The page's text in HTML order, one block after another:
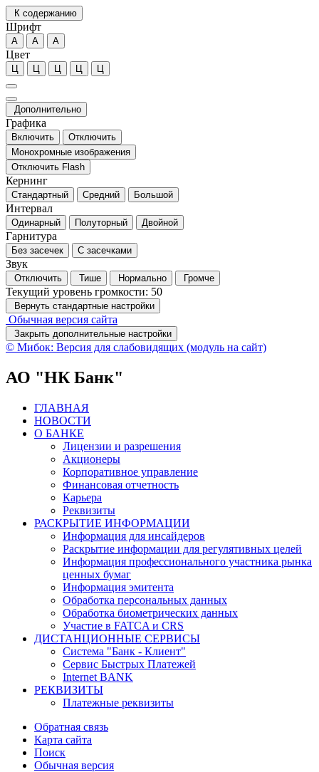
К содержанию
Шрифт
А А А
Цвет
Ц Ц Ц Ц Ц
Дополнительно
Графика
Включить
Отключить
Монохромные изображения
Отключить Flash
Кернинг
Стандартный Средний Большой
Интервал
Одинарный Полуторный Двойной
Гарнитура
Без засечек С засечками
Звук
Отключить Тише Нормально Громче
Текущий уровень громкости: 50
Вернуть стандартные настройки
Обычная версия сайта
Закрыть дополнительные настройки
© Мибок: Версия для слабовидящих (модуль на сайт)
АО "НК Банк"
ГЛАВНАЯ
НОВОСТИ
О БАНКЕ
Лицензии и разрешения
Акционеры
Корпоративное управление
Финансовая отчетность
Карьера
Реквизиты
РАСКРЫТИЕ ИНФОРМАЦИИ
Информация для инсайдеров
Раскрытие информации для регулятивных целей
Информация профессионального участника рынка
ценных бумаг
Информация эмитента
Обработка персональных данных
Обработка биометрических данных
Участие в FATCA и CRS
ДИСТАНЦИОННЫЕ СЕРВИСЫ
Система "Банк - Клиент"
Сервис Быстрых Платежей
Internet BANK
РЕКВИЗИТЫ
Платежные реквизиты
Обратная связь
Карта сайта
Поиск
Обычная версия